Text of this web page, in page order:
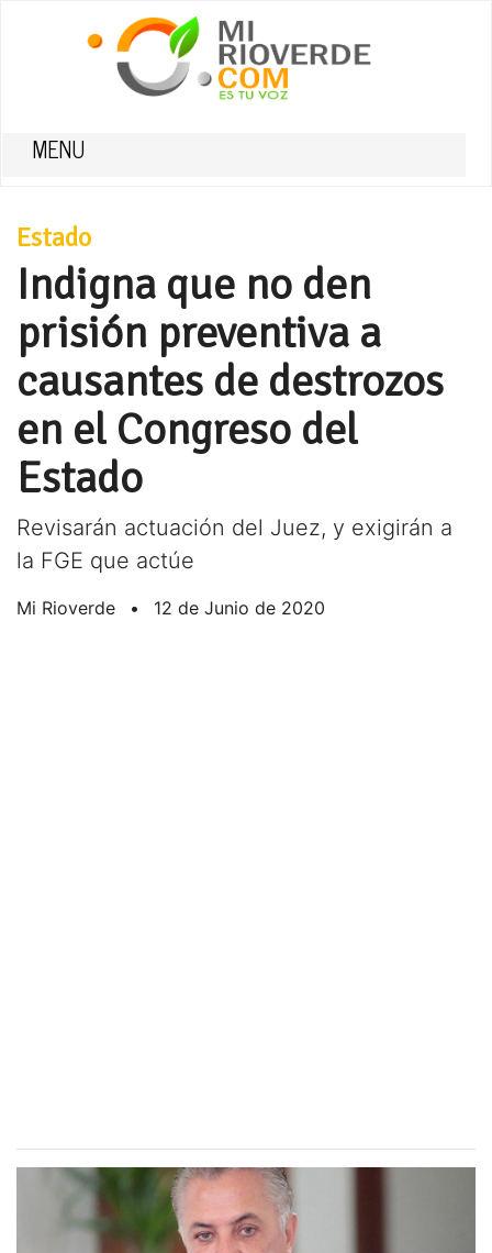
MENU
Estado
Indigna que no den
prisión preventiva a
causantes de destrozos
en el Congreso del
Estado
Revisarán actuación del Juez, y exigirán a
la FGE que actúe
Mi Rioverde • 12 de Junio de 2020